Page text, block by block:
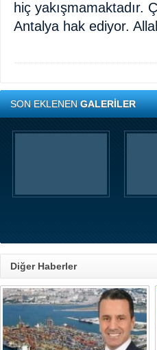
hiç yakışmamaktadır.
Antalya hak ediyor.
SON EKLENENGALERİLER
Diğer Haberler